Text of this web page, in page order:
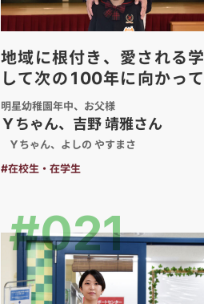
地域に根付き、愛される
して次の100年に向かっ
い
明星幼稚園年中、お父様
Ｙちゃん、吉野 靖雅さん
Ｙちゃん、よしの やすまさ
#在校生・在学生
#021